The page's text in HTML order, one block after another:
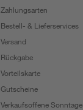
Zahlungsarten
Bestell- & Lieferservices
Versand
Rückgabe
Vorteilskarte
Gutscheine
Verkaufsoffene Sonntage